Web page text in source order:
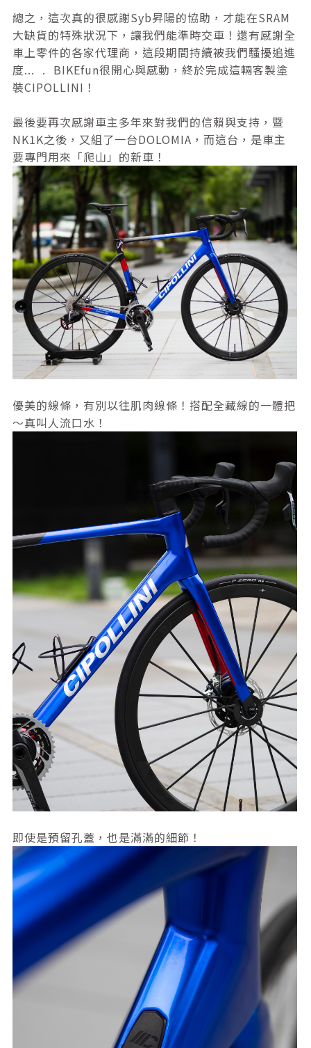
總之，這次真的很感謝Syb昇陽的協助，才能在SRAM
大缺貨的特殊狀況下，讓我們能準時交車！還有感謝全
車上零件的各家代理商，這段期間持續被我們騷擾追進
度... . BIKEfun很開心與感動，終於完成這輛客製塗
裝CIPOLLINI！
最後要再次感謝車主多年來對我們的信賴與支持，暨
NK1K之後，又組了一台DOLOMIA，而這台，是車主
要專門用來「爬山」的新車！
優美的線條，有別以往肌肉線條！搭配全藏線的一體把
～真叫人流口水！
即使是預留孔蓋，也是滿滿的細節！